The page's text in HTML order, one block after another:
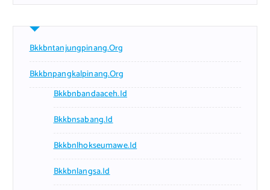
Bkkbntanjungpinang.org
Bkkbnpangkalpinang.org
Bkkbnbandaaceh.id
Bkkbnsabang.id
Bkkbnlhokseumawe.id
Bkkbnlangsa.id